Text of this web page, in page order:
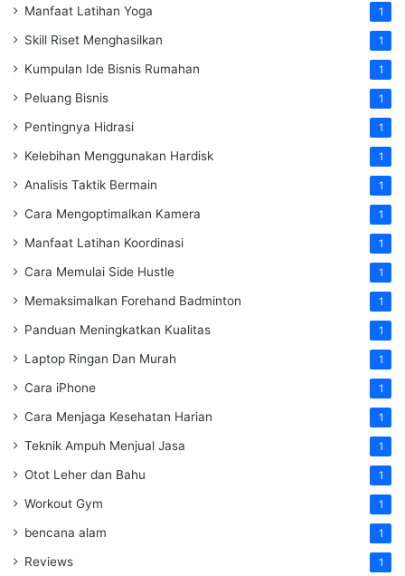
Manfaat Latihan Yoga 1
Skill Riset Menghasilkan 1
Kumpulan Ide Bisnis Rumahan 1
Peluang Bisnis 1
Pentingnya Hidrasi 1
Kelebihan Menggunakan Hardisk 1
Analisis Taktik Bermain 1
Cara Mengoptimalkan Kamera 1
Manfaat Latihan Koordinasi 1
Cara Memulai Side Hustle 1
Memaksimalkan Forehand Badminton 1
Panduan Meningkatkan Kualitas 1
Laptop Ringan Dan Murah 1
Cara iPhone 1
Cara Menjaga Kesehatan Harian 1
Teknik Ampuh Menjual Jasa 1
Otot Leher dan Bahu 1
Workout Gym 1
bencana alam 1
Reviews 1